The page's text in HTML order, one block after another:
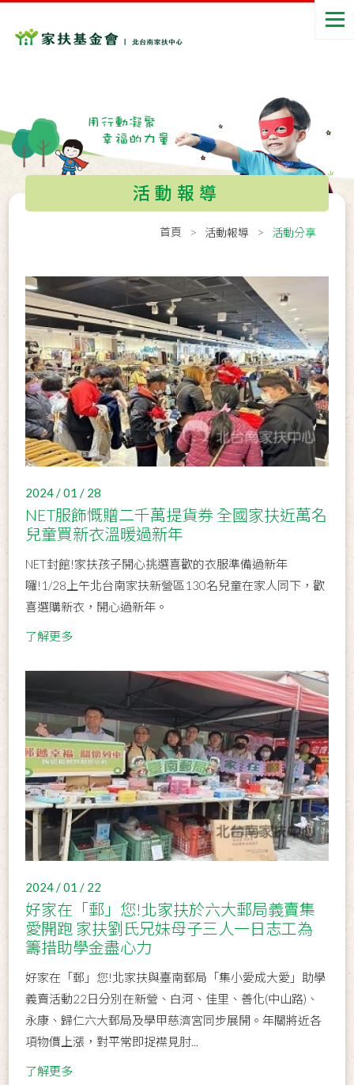
活動報導
首頁 活動報導 活動分享
2024 / 01 / 28
NET服飾慨贈二千萬提貨券 全國家扶近萬名
兒童買新衣溫暖過新年
NET封館!家扶孩子開心挑選喜歡的衣服準備過新年
囉!1/28上午北台南家扶新營區130名兒童在家人同下，歡
喜選購新衣，開心過新年。
了解更多
2024 / 01 / 22
好家在「郵」您!北家扶於六大郵局義賣集
愛開跑 家扶劉氏兄妹母子三人一日志工為
籌措助學金盡心力
好家在「郵」您!北家扶與臺南郵局「集小愛成大愛」助學
義賣活動22日分別在新營、白河、佳里、善化(中山路)、
永康、歸仁六大郵局及學甲慈濟宮同步展開。年關將近各
項物價上漲，對平常即捉襟見肘...
了解更多